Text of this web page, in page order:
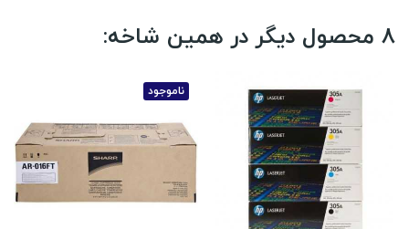
8 محصول دیگر در همین شاخه:
ناموجود